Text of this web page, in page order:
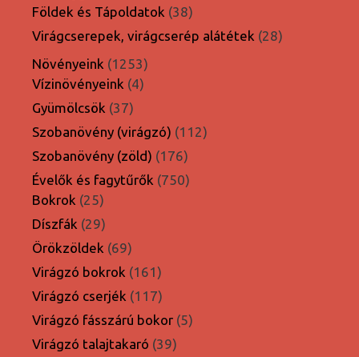
termék
Földek és Tápoldatok 3838
termék
Virágcserepek, virágcserép alátétek 2828
Növényeink 12531253
termék
Vízinövényeink 44
Gyümölcsök 3737
termék
Szobanövény (virágzó) 112112
Szobanövény (zöld) 176176
termék
Évelők és fagytűrők 750750
Bokrok 2525
termék
Díszfák 2929
termék
Örökzöldek 6969
termék
Virágzó bokrok 161161
termék
Virágzó cserjék 117117
termék
Virágzó fásszárú bokor 55
Virágzó talajtakaró 3939